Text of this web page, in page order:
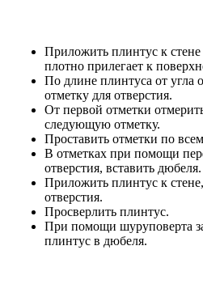
Приложить плинтус к стене
плотно прилегает к
По длине плинтуса от угла
отметку для отверстия.
От первой отметки
следующую отметку.
Проставить отметки по
В отметках при помощи
отверстия, вставить дюбеля.
Приложить плинтус к
отверстия.
Просверлить плинтус.
При помощи шуруповерта
плинтус в дюбеля.